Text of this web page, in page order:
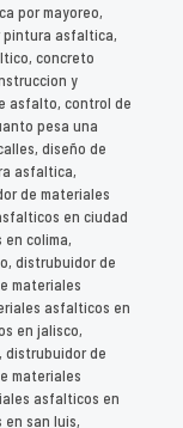
por mayoreo,
pintura asfaltica,
concreto
y
asfalto, control de
pesa una
diseño de
asfaltica,
de materiales
en ciudad
colima,
distrubuidor de
materiales
asfalticos en
en jalisco,
distrubuidor de
materiales
asfalticos en
san luis,